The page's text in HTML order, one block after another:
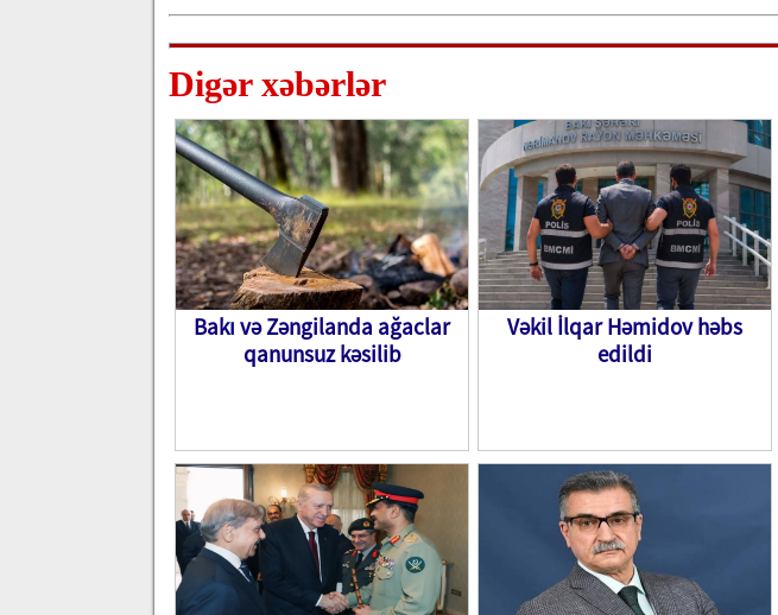
Digər xəbərlər
Bakı və Zəngilanda ağaclar
qanunsuz kəsilib
Vəkil İlqar Həmidov həbs
edildi